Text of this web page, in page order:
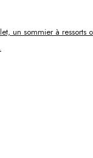
un sommier à ressorts